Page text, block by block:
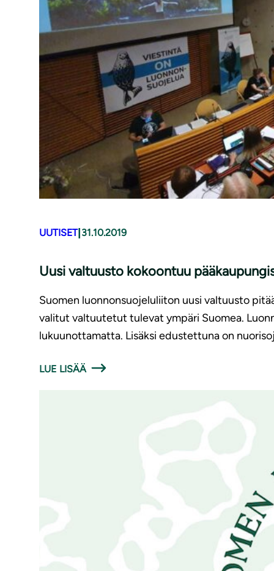
UUTISET|31.10.2019
Uusi valtuusto kokoontuu
Suomen luonnonsuojeluliiton uusi valtuusto
valitut valtuutetut tulevat ympäri Suomea.
lukuunottamatta. Lisäksi edustettuna on
LUE LISÄÄ